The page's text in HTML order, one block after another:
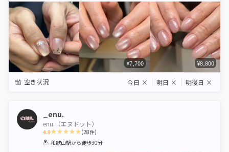
¥7,700 ¥8,800
空き状況 今日 × 明日 × 明後日 ×
_enu.
enu.（エヌドット）
4.9
1 2 3 4 5
(28件)
和歌山駅から徒歩30分